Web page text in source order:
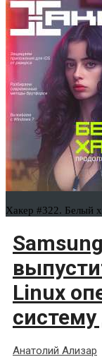
Хакер #322. Белый
Linux
Анатолий Ализар